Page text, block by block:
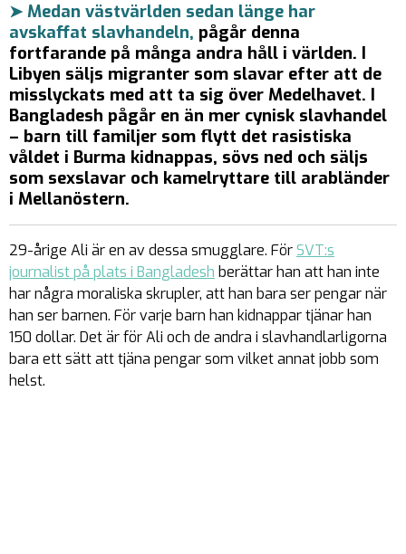
➤ Medan västvärlden sedan länge har
avskaffat slavhandeln, pågår denna
fortfarande på många andra håll i världen. I
Libyen säljs migranter som slavar efter att de
misslyckats med att ta sig över Medelhavet. I
Bangladesh pågår en än mer cynisk slavhandel
– barn till familjer som flytt det rasistiska
våldet i Burma kidnappas, sövs ned och säljs
som sexslavar och kamelryttare till arabländer
i Mellanöstern.
29-årige Ali är en av dessa smugglare. FörSVT:s
journalist på plats i Bangladesh berättar han att han inte
har några moraliska skrupler, att han bara ser pengar när
han ser barnen. För varje barn han kidnappar tjänar han
150 dollar. Det är för Ali och de andra i slavhandlarligorna
bara ett sätt att tjäna pengar som vilket annat jobb som
helst.